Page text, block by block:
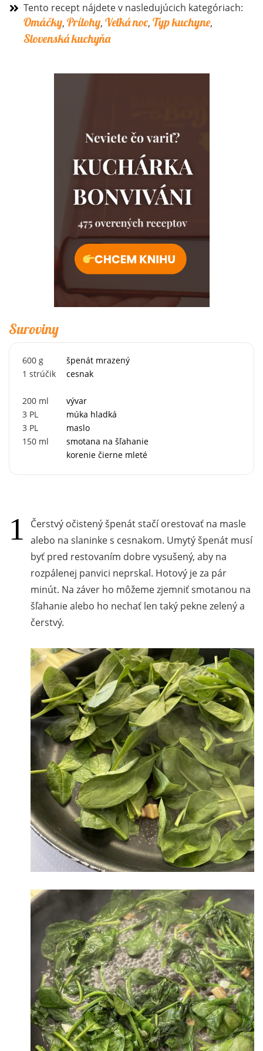
Tento recept nájdete v nasledujúcich kategóriach:
Omáčky, Prílohy, Veľká noc, Typ kuchyne,
Slovenská kuchyňa
Suroviny
600 g
špenát mrazený
1 strúčik cesnak
200 ml
vývar
3 PL
múka hladká
3 PL
maslo
150 ml
smotana na šľahanie
korenie čierne mleté
Čerstvý očistený špenát stačí orestovať na masle
alebo na slaninke s cesnakom. Umytý špenát musí
byť pred restovaním dobre vysušený, aby na
rozpálenej panvici neprskal. Hotový je za pár
minút. Na záver ho môžeme zjemniť smotanou na
šľahanie alebo ho nechať len taký pekne zelený a
čerstvý.